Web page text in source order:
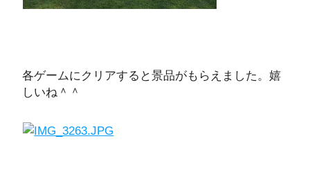
各ゲームにクリアすると景品がもらえました。嬉
しいね＾＾